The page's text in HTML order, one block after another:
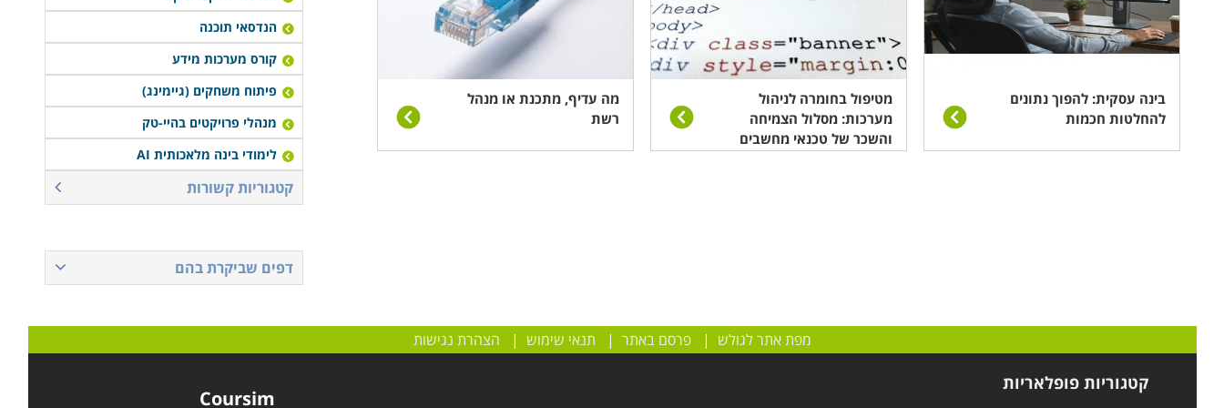
בינה עסקית: להפוך נתונים
להחלטות חכמות
מטיפול בחומרה לניהול
מערכות: מסלול הצמיחה
והשכר של טכנאי מחשבים
מה עדיף, מתכנת או מנהל
רשת
הנדסאי תוכנה
קורס מערכות מידע
פיתוח משחקים (גיימינג)
מנהלי פרויקטים בהיי-טק
לימודי בינה מלאכותית AI
קטגוריות קשורות
דפים שביקרת בהם
מפת אתר לגולש |פרסם באתר | תנאי שימוש | הצהרת נגישות
קטגוריות פופלאריות
Coursim